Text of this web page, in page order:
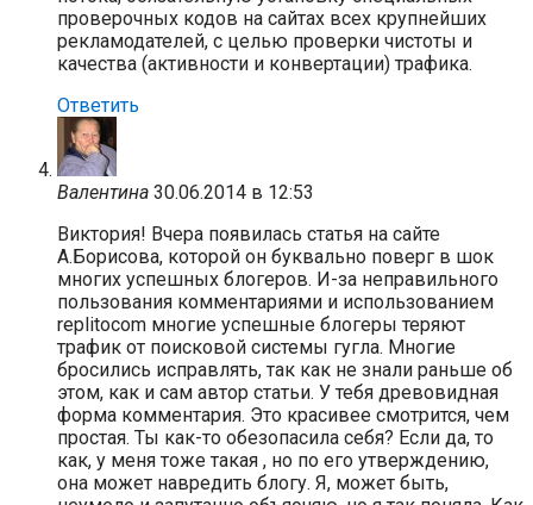
проверочных кодов на сайтах всех крупнейших
рекламодателей, с целью проверки чистоты и
качества (активности и конвертации) трафика.
Ответить
Валентина 30.06.2014 в 12:53
Виктория! Вчера появилась статья на сайте
А.Борисова, которой он буквально поверг в шок
многих успешных блогеров. И-за неправильного
пользования комментариями и использованием
replitocom многие успешные блогеры теряют
трафик от поисковой системы гугла. Многие
бросились исправлять, так как не знали раньше об
этом, как и сам автор статьи. У тебя древовидная
форма комментария. Это красивее смотрится, чем
простая. Ты как-то обезопасила себя? Если да, то
как, у меня тоже такая , но по его утверждению,
она может навредить блогу. Я, может быть,